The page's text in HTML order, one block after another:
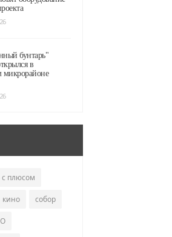
бунтарь"
в
микрорайоне
с плюсом
кино собор